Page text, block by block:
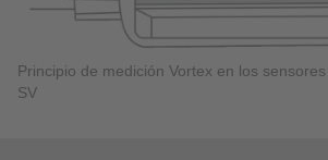
Principio de medición Vortex en los
SV